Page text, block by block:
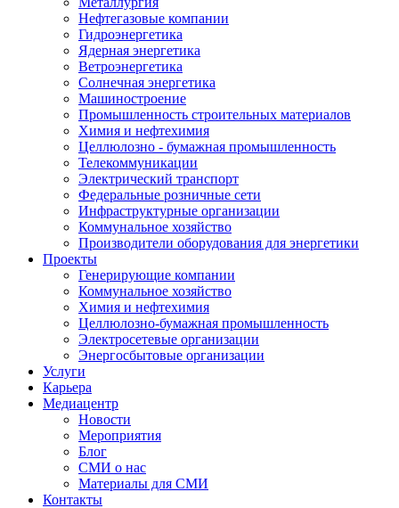
Нефтегазовые компании
Гидроэнергетика
Ядерная энергетика
Ветроэнергетика
Солнечная энергетика
Машиностроение
Промышленность строительных материалов
Химия и нефтехимия
Целлюлозно - бумажная промышленность
Телекоммуникации
Электрический транспорт
Федеральные розничные сети
Инфраструктурные организации
Коммунальное хозяйство
Производители оборудования для энергетики
Проекты
Генерирующие компании
Коммунальное хозяйство
Химия и нефтехимия
Целлюлозно-бумажная промышленность
Электросетевые организации
Энергосбытовые организации
Услуги
Карьера
Медиацентр
Новости
Мероприятия
Блог
СМИ о нас
Материалы для СМИ
Контакты